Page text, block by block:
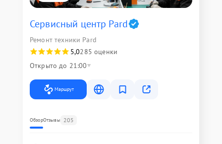
Сервисный центр Pard
Ремонт техники Pard
5,0285 оценки
Открыто до 21:00
Маршрут
ОбзорОтзывы 205